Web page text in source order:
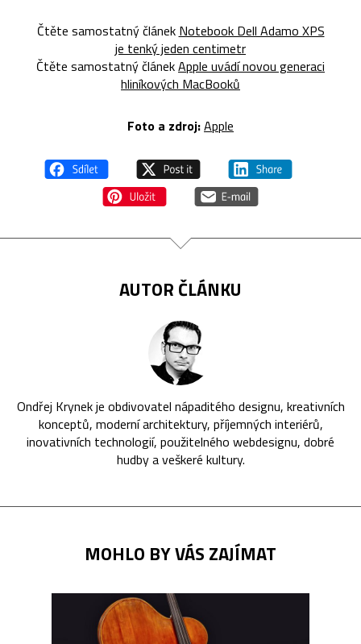
Čtěte samostatný článek Notebook Dell Adamo XPS
je tenký jeden centimetr
Čtěte samostatný článekApple uvádí novou generaci
hliníkových MacBooků
Foto a zdroj:Apple
AUTOR ČLÁNKU
Ondřej Krynek je obdivovatel nápaditého designu, kreativních
konceptů, moderní architektury, příjemných interiérů,
inovativních technologií, použitelného webdesignu, dobré
hudby a veškeré kultury.
MOHLO BY VÁS ZAJÍMAT